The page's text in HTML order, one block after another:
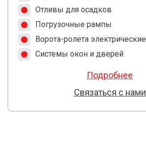
Отливы для осадков
Погрузочные рампы
Ворота-ролета электрические
Системы окон и дверей
Подробнее
Связаться с нами